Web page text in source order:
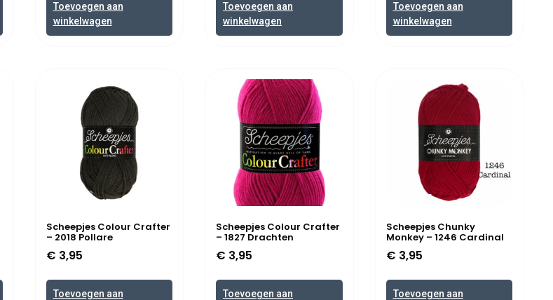
Toevoegen aan
winkelwagen
Toevoegen aan
winkelwagen
Toevoegen aan
winkelwagen
Scheepjes Colour Crafter
– 2018 Pollare
€ 3,95
Toevoegen aan
Scheepjes Colour Crafter
– 1827 Drachten
€ 3,95
Toevoegen aan
Scheepjes Chunky
Monkey – 1246 Cardinal
€ 3,95
Toevoegen aan